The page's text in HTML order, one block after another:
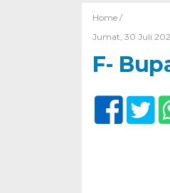
Home /
Jumat, 30 Juli
F-